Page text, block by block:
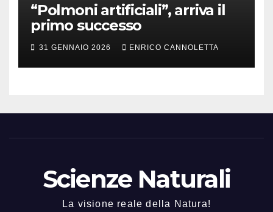
“Polmoni artificiali”, arriva il
primo successo
31 GENNAIO 2026 ENRICO CANNOLETTA
Scienze Naturali
La visione reale della Natura!